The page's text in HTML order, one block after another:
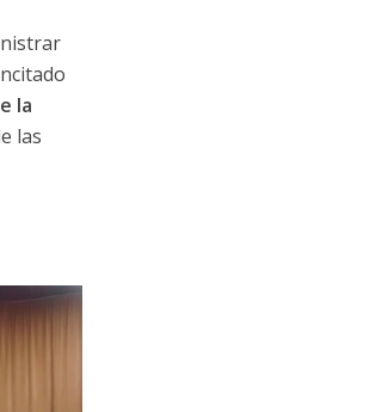
la
las